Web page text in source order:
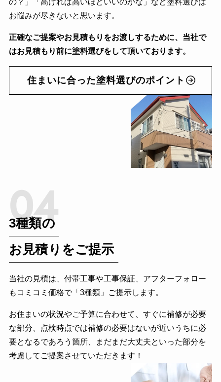
お悩みが尽きないと思います。
正確なご提案やお見積もりをお渡しするために、当社で
はお見積もり前に塗料選びをして頂いております。
住まいに合った塗料選びのポイント
04
3種類の
お見積りをご提示
当社の見積は、付帯工事や⼯事保証、アフターフォロー
もコミコミ価格で「3種類」ご提示します。
お住まいの状況やご予算に合わせて、すぐに補修が必要
な部分、点検時点では補修の必要はないが近いうちに必
要となるであろう箇所、まだまだ大丈夫といった部分を
考慮してご提案させていただきます！